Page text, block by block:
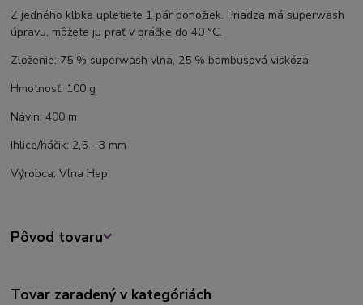
Z jedného klbka upletiete 1 pár ponožiek. Priadza má superwash
úpravu, môžete ju prať v práčke do 40 °C.
Zloženie: 75 % superwash vlna, 25 % bambusová viskóza
Hmotnosť: 100 g
Návin: 400 m
Ihlice/háčik: 2,5 - 3 mm
Výrobca: Vlna Hep
Pôvod tovaru
Tovar zaradený v kategóriách